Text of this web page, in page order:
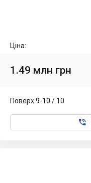
Ціна:
1.49 млн грн
Поверх 9-10 / 10
